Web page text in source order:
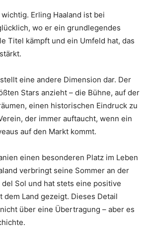
Erling Haaland ist bei
wo er ein grundlegendes
Titel kämpft und ein Umfeld hat, das
eine andere Dimension dar. Der
Stars anzieht – die Bühne, auf der
einen historischen Eindruck zu
der immer auftaucht, wenn ein
auf den Markt kommt.
einen besonderen Platz im Leben
verbringt seine Sommer an der
Sol und hat stets eine positive
dem Land gezeigt. Dieses Detail
über eine Übertragung – aber es